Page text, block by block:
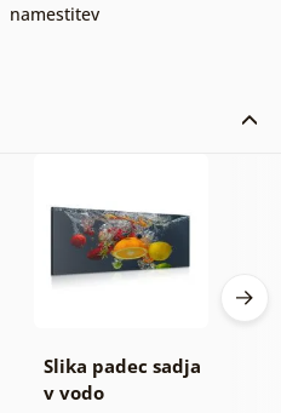
namestitev
Slika padec sadja
v vodo